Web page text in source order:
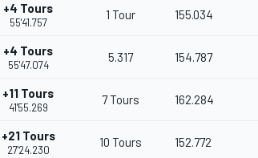
+4 Tours
55'41.757
1 Tour 155.034
+4 Tours
55'47.074
5.317 154.787
+11 Tours
41'55.269
7 Tours 162.284
+21 Tours
27'24.230
10 Tours 152.772